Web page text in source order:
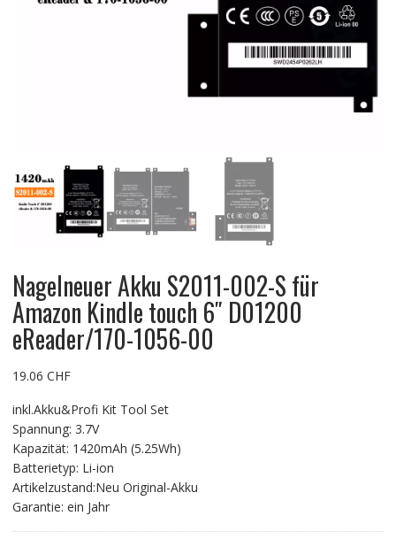
Nagelneuer Akku S2011-002-S für
Amazon Kindle touch 6″ D01200
eReader/170-1056-00
19.06 CHF
inkl.Akku&Profi Kit Tool Set
Spannung: 3.7V
Kapazität: 1420mAh (5.25Wh)
Batterietyp: Li-ion
Artikelzustand:Neu Original-Akku
Garantie: ein Jahr